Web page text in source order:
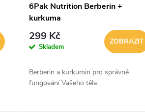
6Pak Nutrition Berberin +
kurkuma
299 Kč
Skladem
ZOBRAZIT
Berberin a kurkumin pro správné
fungování Vašeho těla.